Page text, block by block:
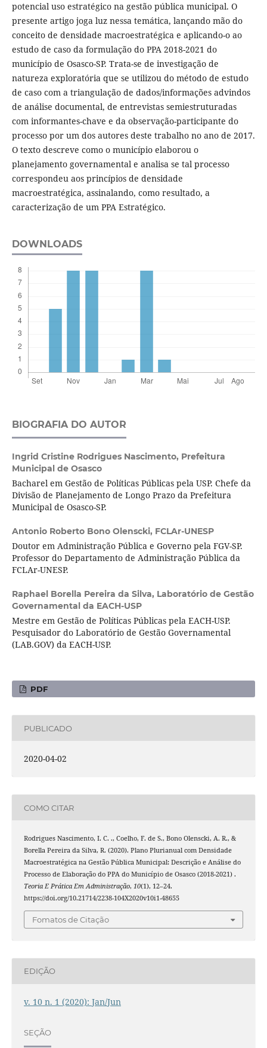
potencial uso estratégico na gestão pública municipal. O
presente artigo joga luz nessa temática, lançando mão do
conceito de densidade macroestratégica e aplicando-o ao
estudo de caso da formulação do PPA 2018-2021 do
município de Osasco-SP. Trata-se de investigação de
natureza exploratória que se utilizou do método de estudo
de caso com a triangulação de dados/informações advindos
de análise documental, de entrevistas semiestruturadas
com informantes-chave e da observação-participante do
processo por um dos autores deste trabalho no ano de 2017.
O texto descreve como o município elaborou o
planejamento governamental e analisa se tal processo
correspondeu aos princípios de densidade
macroestratégica, assinalando, como resultado, a
caracterização de um PPA Estratégico.
DOWNLOADS
BIOGRAFIA DO AUTOR
Ingrid Cristine Rodrigues Nascimento, Prefeitura
Municipal de Osasco
Bacharel em Gestão de Políticas Públicas pela USP. Chefe da
Divisão de Planejamento de Longo Prazo da Prefeitura
Municipal de Osasco-SP.
Antonio Roberto Bono Olenscki, FCLAr-UNESP
Doutor em Administração Pública e Governo pela FGV-SP.
Professor do Departamento de Administração Pública da
FCLAr-UNESP.
Raphael Borella Pereira da Silva, Laboratório de Gestão
Governamental da EACH-USP
Mestre em Gestão de Políticas Públicas pela EACH-USP.
Pesquisador do Laboratório de Gestão Governamental
(LAB.GOV) da EACH-USP.
PDF
PUBLICADO
2020-04-02
COMO CITAR
Rodrigues Nascimento, I. C. ., Coelho, F. de S., Bono Olenscki, A. R., &
Borella Pereira da Silva, R. (2020). Plano Plurianual com Densidade
Macroestratégica na Gestão Pública Municipal: Descrição e Análise do
Processo de Elaboração do PPA do Município de Osasco (2018-2021) .
Teoria E Prática Em Administração, 10(1), 12–24.
https://doi.org/10.21714/2238-104X2020v10i1-48655
Fomatos de Citação
EDIÇÃO
v. 10 n. 1 (2020): Jan/Jun
SEÇÃO